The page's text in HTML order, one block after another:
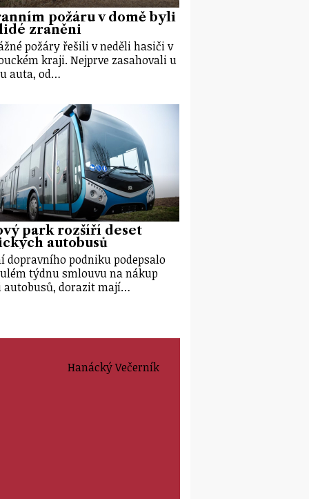
požáru v domě byli
zraněni
požáry řešili v neděli hasiči v
kraji. Nejprve zasahovali u
auta, od…
park rozšíří deset
autobusů
dopravního podniku podepsalo
týdnu smlouvu na nákup
autobusů, dorazit mají…
Hanácký Večerník